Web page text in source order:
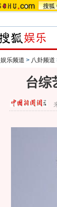
搜狐
娱乐频道 > 八卦频道
台综